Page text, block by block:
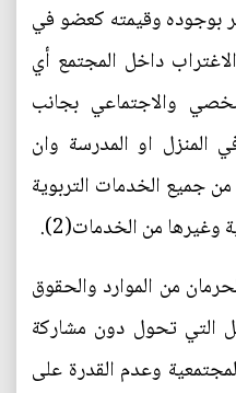
بوجوده وقيمته كعضو في
داخل المجتمع أي
والاجتماعي بجانب
المنزل او المدرسة وان
جميع الخدمات التربوية
وغيرها من الخدمات(2).
من الموارد والحقوق
التي تحول دون مشاركة
وعدم القدرة على